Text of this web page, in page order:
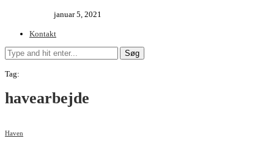
januar 5, 2021
Kontakt
Søg
Tag:
havearbejde
Haven